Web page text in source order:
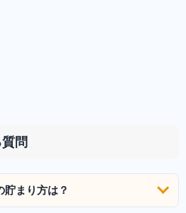
問
貯まり方は？